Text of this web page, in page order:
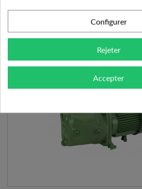
Ajouter à mes préférences
Configurer
Rejeter
Accepter